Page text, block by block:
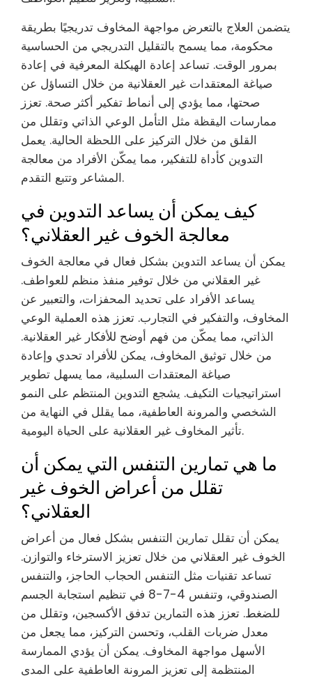
يتضمن العلاج بالتعرض مواجهة المخاوف تدريجيًا بطريقة
محكومة، مما يسمح بالتقليل التدريجي من الحساسية
بمرور الوقت. تساعد إعادة الهيكلة المعرفية في إعادة
صياغة المعتقدات غير العقلانية من خلال التساؤل عن
صحتها، مما يؤدي إلى أنماط تفكير أكثر صحة. تعزز
ممارسات اليقظة مثل التأمل الوعي الذاتي وتقلل من
القلق من خلال التركيز على اللحظة الحالية. يعمل
التدوين كأداة للتفكير، مما يمكّن الأفراد من معالجة
المشاعر وتتبع التقدم.
كيف يمكن أن يساعد التدوين في
معالجة الخوف غير العقلاني؟
يمكن أن يساعد التدوين بشكل فعال في معالجة الخوف
غير العقلاني من خلال توفير منفذ منظم للعواطف.
يساعد الأفراد على تحديد المحفزات، والتعبير عن
المخاوف، والتفكير في التجارب. تعزز هذه العملية الوعي
الذاتي، مما يمكّن من فهم أوضح للأفكار غير العقلانية.
من خلال توثيق المخاوف، يمكن للأفراد تحدي وإعادة
صياغة المعتقدات السلبية، مما يسهل تطوير
استراتيجيات التكيف. يشجع التدوين المنتظم على النمو
الشخصي والمرونة العاطفية، مما يقلل في النهاية من
تأثير المخاوف غير العقلانية على الحياة اليومية.
ما هي تمارين التنفس التي يمكن أن
تقلل من أعراض الخوف غير
العقلاني؟
يمكن أن تقلل تمارين التنفس بشكل فعال من أعراض
الخوف غير العقلاني من خلال تعزيز الاسترخاء والتوازن.
تساعد تقنيات مثل التنفس الحجاب الحاجز، والتنفس
الصندوقي، وتنفس 4-7-8 في تنظيم استجابة الجسم
للضغط. تعزز هذه التمارين تدفق الأكسجين، وتقلل من
معدل ضربات القلب، وتحسن التركيز، مما يجعل من
الأسهل مواجهة المخاوف. يمكن أن يؤدي الممارسة
المنتظمة إلى تعزيز المرونة العاطفية على المدى